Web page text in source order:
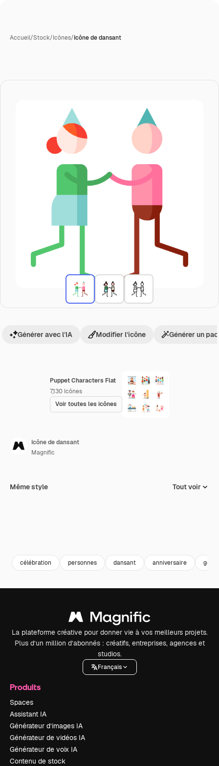
Accueil/Stock/Icônes/Icône de dansant
Puppet Characters Flat
7,130 Icônes
Voir toutes les icônes
Générer avec l’IA Modifier l’icône Générer un
Icône de dansant
Magnific
Même style Tout voir
célébration personnes dansant anniversaire gens
La plateforme créative pour donner vie à vos meilleurs projets.
Plus d’un million d’abonnés : créatifs, entreprises, agences et
studios.
Français
Produits
Spaces
Assistant IA
Générateur d’images IA
Générateur de vidéos IA
Générateur de voix IA
Contenu de stock